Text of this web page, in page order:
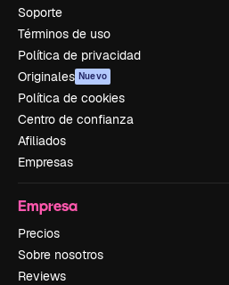
Soporte
Términos de uso
Política de privacidad
Originales Nuevo
Política de cookies
Centro de confianza
Afiliados
Empresas
Empresa
Precios
Sobre nosotros
Reviews